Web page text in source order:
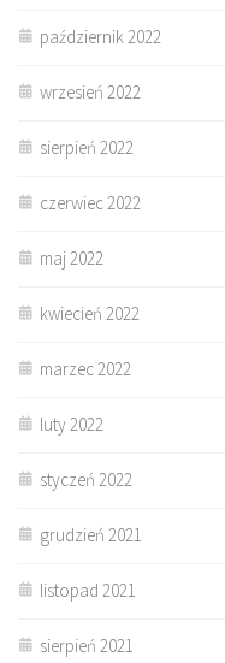
październik 2022
wrzesień 2022
sierpień 2022
czerwiec 2022
maj 2022
kwiecień 2022
marzec 2022
luty 2022
styczeń 2022
grudzień 2021
listopad 2021
sierpień 2021